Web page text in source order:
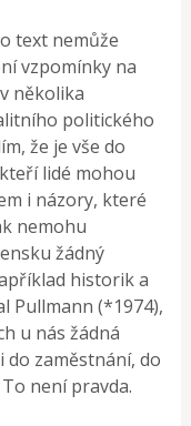
text nemůže
vzpomínky na
několika
politického
že je vše do
lidé mohou
i názory, které
nemohu
žádný
historik a
Pullmann (*1974),
u nás žádná
zaměstnání, do
není pravda.